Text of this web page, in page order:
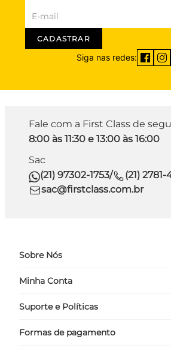
CADASTRAR
Siga nas redes:
Fale com a First Class de
8:00 às 11:30 e 13:00 às 16:00
Sac
(21) 97302-1753/
(21)
sac@firstclass.com.br
Sobre Nós
Quem Somos
Minha Conta
Meus Dados
Suporte e Políticas
Políticas
Formas de pagamento